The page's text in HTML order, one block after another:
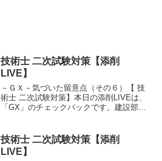
技術士 二次試験対策【添削
LIVE】
－ＧＸ－気づいた留意点（その６）【 技
術士 二次試験対策】本日の添削LIVEは、
「GX」のチェックバックです。建設部門
な話としては、省エネ促進、再エネ拡大
これらを統合す...
技術士 二次試験対策【添削
LIVE】